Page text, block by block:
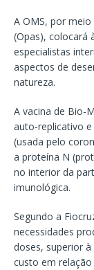
A OMS, por meio
(Opas), colocará
especialistas
aspectos de
natureza.
A vacina de Bio-
auto-replicativo
(usada pelo
a proteína N
no interior da
imunológica.
Segundo a
necessidades
doses, superior
custo em